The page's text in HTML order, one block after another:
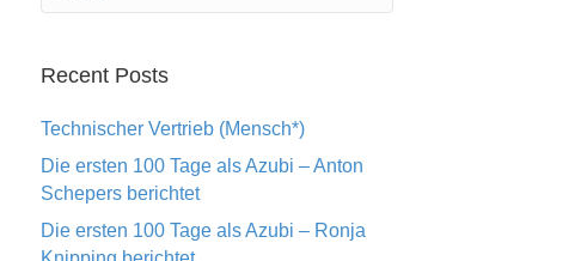
Recent Posts
Technischer Vertrieb (Mensch*)
Die ersten 100 Tage als Azubi – Anton
Schepers berichtet
Die ersten 100 Tage als Azubi – Ronja